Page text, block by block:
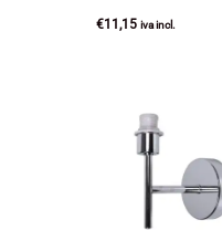
€11,15 iva incl.